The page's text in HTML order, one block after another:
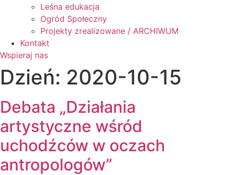
Leśna edukacja
Ogród Społeczny
Projekty zrealizowane / ARCHIWUM
Kontakt
Wspieraj nas
Dzień: 2020-10-15
Debata „Działania
artystyczne wśród
uchodźców w oczach
antropologów”